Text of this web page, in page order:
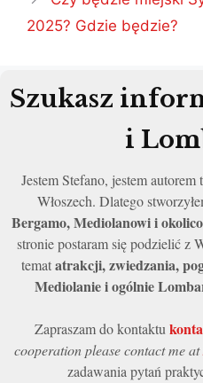
2025? Gdzie będzie?
Szukasz
i
Jestem Stefano, jestem
Włoszech. Dlatego
Bergamo, Mediolanowi i
stronie postaram się podzielić z
tematatrakcji, zwiedzania,
Mediolanie i ogólnie
Zapraszam do kontaktu
cooperation please contact me at
zadawania pytań